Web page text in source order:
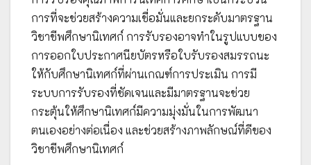
การที่จะช่วยสร้างความเชื่อมั่นและยกระดับมาตรฐาน
วิชาชีพศึกษานิเทศก์ การรับรองอาจทำในรูปแบบของ
การออกใบประกาศนียบัตรหรือใบรับรองสมรรถนะ
ให้กับศึกษานิเทศก์ที่ผ่านเกณฑ์การประเมิน การมี
ระบบการรับรองที่ชัดเจนและมีมาตรฐานจะช่วย
กระตุ้นให้ศึกษานิเทศก์มีความมุ่งมั่นในการพัฒนา
ตนเองอย่างต่อเนื่อง และช่วยสร้างภาพลักษณ์ที่ดีของ
วิชาชีพศึกษานิเทศก์